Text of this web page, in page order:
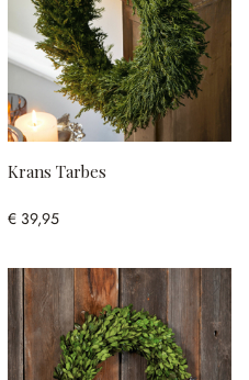
Krans Tarbes
€ 39,95